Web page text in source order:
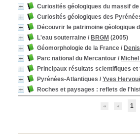
Curiosités géologiques du massif
Curiosités géologiques des
Découvrir le patrimoine géologique
L'eau souterraine / BRGM (2005)
Géomorphologie de la France /
Parc national du Mercantour /
Principaux résultats scientifiques
Pyrénées-Atlantiques / Yves
Roches et paysages : reflets de
1